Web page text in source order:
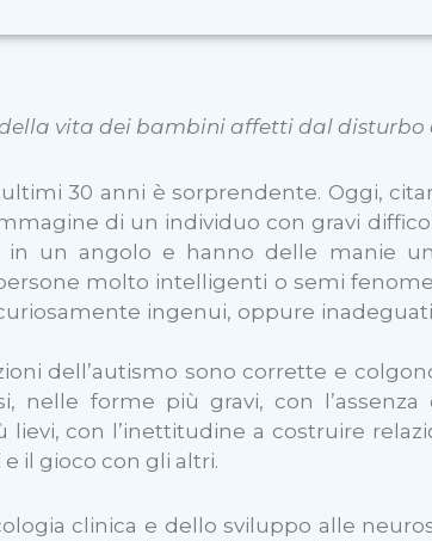
vita dei bambini affetti dal disturbo
30 anni è sorprendente. Oggi,
di un individuo con gravi
un angolo e hanno delle manie un
molto intelligenti o semi
ingenui, oppure
dell’autismo sono corrette e
nelle forme più gravi, con
con l’inettitudine a costruire
il gioco con gli altri.
clinica e dello sviluppo alle